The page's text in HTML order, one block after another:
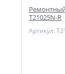
T21025N-R
Артикул: